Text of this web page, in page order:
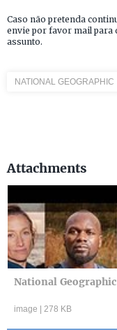
Caso não pretenda
envie por favor mail para
assunto.
NATIONAL GEOGRAPHIC
Attachments
National
image | 278 KB